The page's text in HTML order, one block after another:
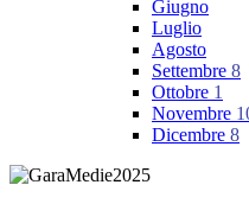
Giugno
Luglio
Agosto
Settembre 8
Ottobre 1
Novembre
Dicembre 8